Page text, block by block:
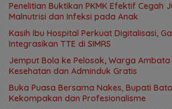
Penelitian Buktikan PKMK Efektif Cegah
Malnutrisi dan Infeksi pada Anak
Kasih Ibu Hospital Perkuat Digitalisasi,
Integrasikan TTE di SIMRS
Jemput Bola ke Pelosok, Warga
Kesehatan dan Adminduk Gratis
Buka Puasa Bersama Nakes, Bupati
Kekompakan dan Profesionalisme